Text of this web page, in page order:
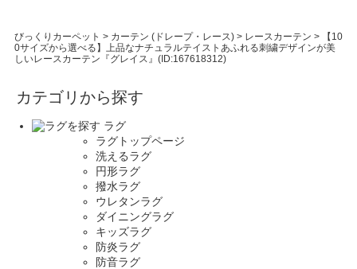
びっくりカーペット > カーテン (ドレープ・レース)> レースカーテン >
【10
0サイズから選べる】上品なナチュラルテイストあふれる刺繍デザインが美
しいレースカーテン『グレイス』(ID:167618312)
カテゴリから探す
ラグ
ラグトップページ
洗えるラグ
円形ラグ
撥水ラグ
ウレタンラグ
ダイニングラグ
キッズラグ
防炎ラグ
防音ラグ